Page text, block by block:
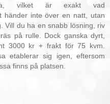
vilket är exakt vad
händer inte över en natt, utan
Vill du ha en snabb lösning, riv
på rulle. Dock ganska dyrt,
3000 kr + frakt för 75 kvm.
etablerar sig igen, eftersom
finns på platsen.